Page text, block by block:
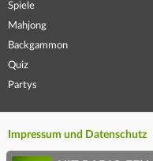
Spiele
Mahjong
Backgammon
Quiz
Partys
Impressum und Datenschutz